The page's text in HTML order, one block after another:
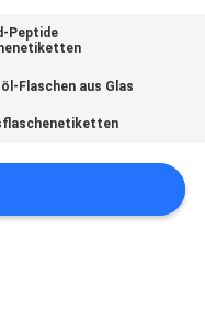
Peptide
Flaschen aus Glas